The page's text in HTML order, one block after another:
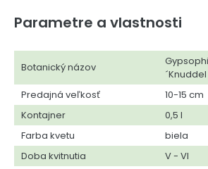
Parametre a vlastnosti
Botanický názov
Predajná veľkosť
10-15 cm
Kontajner
0,5 l
Farba kvetu
biela
Doba kvitnutia
V - VI